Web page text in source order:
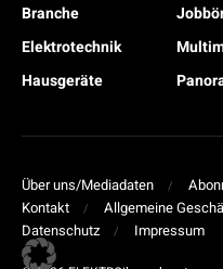
Branche
Elektrotechnik
Hausgeräte
Über uns/Mediadaten
Kontakt
Allgemeine
Datenschutz
Impressum